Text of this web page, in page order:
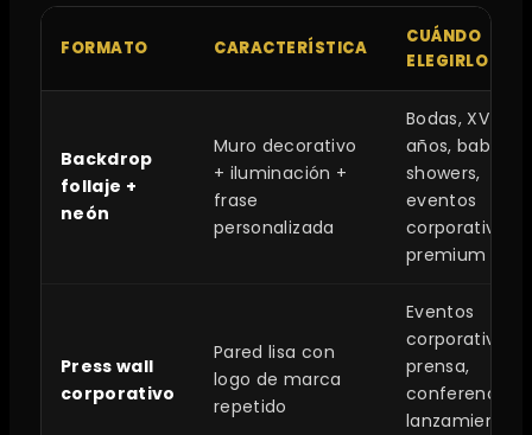
FORMATO CARACTERÍSTICA
CUÁNDO
ELEGIRLO
Backdrop
follaje +
neón
Muro decorativo
+ iluminación +
frase
personalizada
Bodas, XV
años, baby
showers,
eventos
corporativos
premium
Press wall
corporativo
Pared lisa con
logo de marca
repetido
Eventos
corporativos,
prensa,
conferencias,
lanzamientos